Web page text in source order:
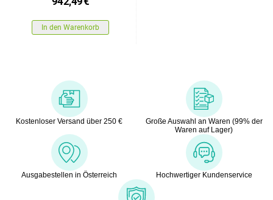
In den Warenkorb
Kostenloser Versand über 250 €
Große Auswahl an Waren (99% der
Waren auf Lager)
Ausgabestellen in Österreich Hochwertiger Kundenservice